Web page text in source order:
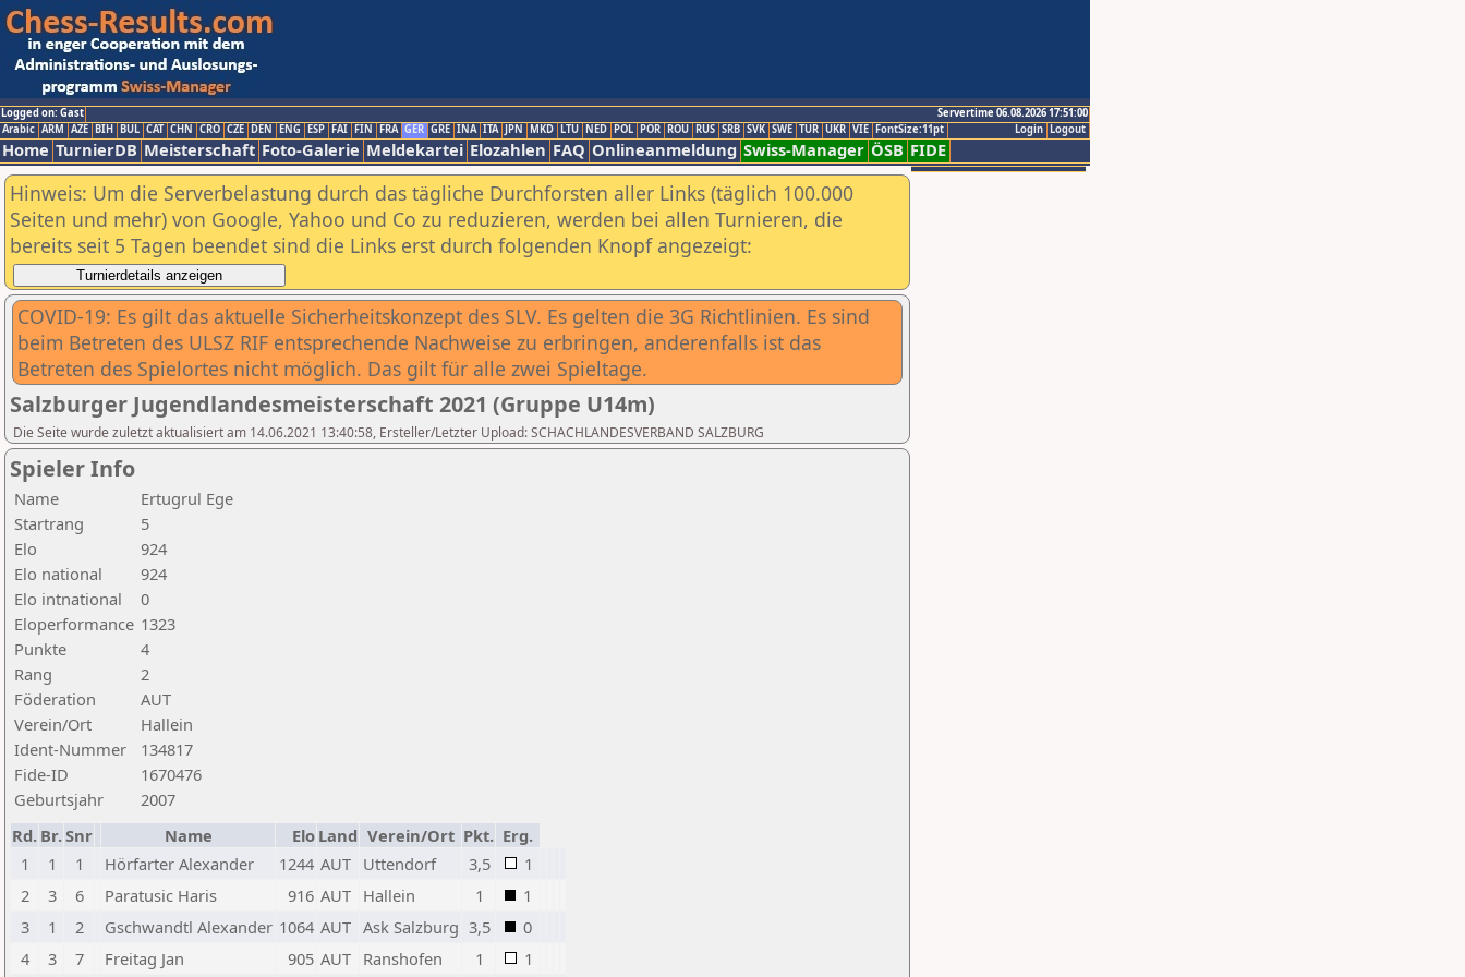
Logged on: Gast
Servertime 06.08.2026 17:51:00
Logout
Login
Arabic ARM AZE BIH BUL CAT CHN CRO CZE DEN ENG ESP FAI FIN FRA GER GRE INA ITA JPN MKD LTU NED POL POR ROU RUS SRB SVK SWE TUR UKR VIE FontSize:11pt
Home TurnierDB Meisterschaft Foto-Galerie Meldekartei Elozahlen FAQ Onlineanmeldung Swiss-Manager ÖSB FIDE
Hinweis: Um die Serverbelastung durch das tägliche Durchforsten aller Links (täglich 100.000
Seiten und mehr) von Google, Yahoo und Co zu reduzieren, werden bei allen Turnieren, die
bereits seit 5 Tagen beendet sind die Links erst durch folgenden Knopf angezeigt:
COVID-19: Es gilt das aktuelle Sicherheitskonzept des SLV. Es gelten die 3G Richtlinien. Es sind
beim Betreten des ULSZ RIF entsprechende Nachweise zu erbringen, anderenfalls ist das
Betreten des Spielortes nicht möglich. Das gilt für alle zwei Spieltage.
Salzburger Jugendlandesmeisterschaft 2021 (Gruppe U14m)
Die Seite wurde zuletzt aktualisiert am 14.06.2021 13:40:58, Ersteller/Letzter Upload: SCHACHLANDESVERBAND SALZBURG
Spieler Info
Name
Ertugrul Ege
Startrang
5
Elo
924
Elo national
924
Elo intnational
0
Eloperformance 1323
Punkte
4
Rang
2
Föderation
AUT
Verein/Ort
Hallein
Ident-Nummer
134817
Fide-ID
1670476
Geburtsjahr
2007
Rd. Br.Snr Name Elo Land Verein/Ort Pkt. Erg.
1
1 1 Hörfarter Alexander 1244 AUT Uttendorf 3,5
1
2
3 6 Paratusic Haris 916 AUT Hallein 1
1
3
1 2 Gschwandtl Alexander 1064 AUT Ask Salzburg 3,5
0
4
3 7 Freitag Jan 905 AUT Ranshofen 1 1